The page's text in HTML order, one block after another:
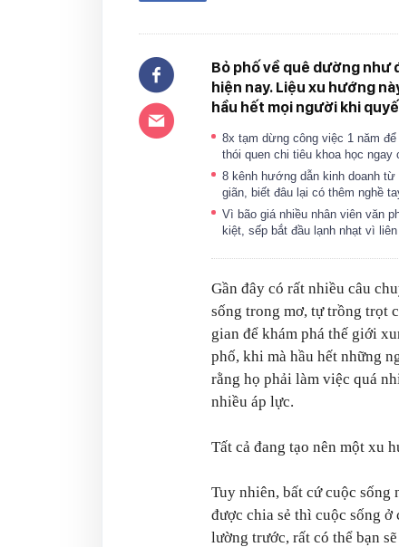
Bỏ phố về quê dường
hiện nay. Liệu xu hướng
hầu hết mọi người khi
8x tạm dừng công việc 1 năm
thói quen chi tiêu khoa học
8 kênh hướng dẫn kinh doanh
giãn, biết đâu lại có thêm nghề
Vì bão giá nhiều nhân viên văn
kiệt, sếp bắt đầu lạnh nhạt vì
Gần đây có rất nhiều câu
sống trong mơ, tự trồng trọt
gian để khám phá thế giới
phố, khi mà hầu hết những
rằng họ phải làm việc quá
nhiều áp lực.
Tất cả đang tạo nên một xu
Tuy nhiên, bất cứ cuộc sống
được chia sẻ thì cuộc sống
lường trước, rất có thể bạn